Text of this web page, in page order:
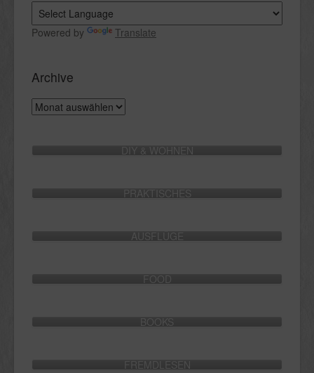
Powered by Translate
Archive
Archive
DIY & WOHNEN
PRAKTISCHES
AUSFLÜGE
FOOD
BOOKS
FREMDLESEN